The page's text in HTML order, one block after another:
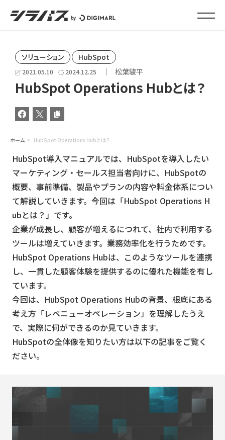
ソリューション HubSpot
2021.05.10 2024.12.25 松葉駿平
HubSpot Operations Hubとは？
ホーム HubSpot Operations Hubとは？
HubSpot導入マニュアルでは、HubSpotを導入したい
マーケティング・セールス担当者向けに、HubSpotの
概要、事前準備、製品やプランの内容や料金体系につい
て解説していきます。今回は「HubSpot Operations H
ubとは？」です。
企業が成長し、顧客が増えるにつれて、社内で利用する
ツールは増えていきます。業務効率化を行うためです。
HubSpot Operations Hubは、このようなツールを連携
し、一貫した顧客体験を提供するのに優れた機能を有し
ています。
今回は、HubSpot Operations Hubの背景、根底にある
考え方「レベニューオペレーション」を理解したうえ
で、実際に何ができるのか見ていきます。
HubSpotの全体像を知りたい方は以下の記事をご覧く
ださい。